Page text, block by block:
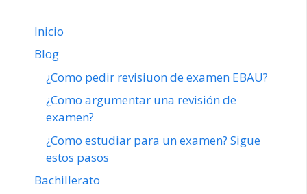
Inicio
Blog
¿Como pedir revisiuon de examen EBAU?
¿Como argumentar una revisión de
examen?
¿Como estudiar para un examen? Sigue
estos pasos
Bachillerato